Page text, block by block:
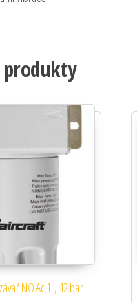
produkty
NÖ Ac 1″, 12 bar